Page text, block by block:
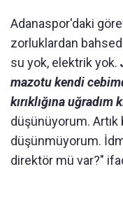
Adanaspor'daki
zorluklardan
su yok, elektrik yok.
mazotu kendi
kırıklığına uğradım
düşünüyorum. Artık
düşünmüyorum.
direktör mü var?"